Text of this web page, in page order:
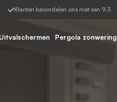
Klanten beoordelen ons met een 9.3​
Uitvalschermen Pergola zonwering